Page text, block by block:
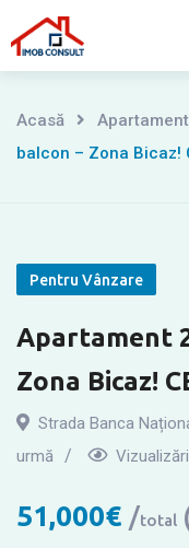
la
Acasă
balcon – Zona Bicaz!
Pentru Vânzare
Apartament
Zona Bicaz!
Strada Banca
urmă
51,000€ total